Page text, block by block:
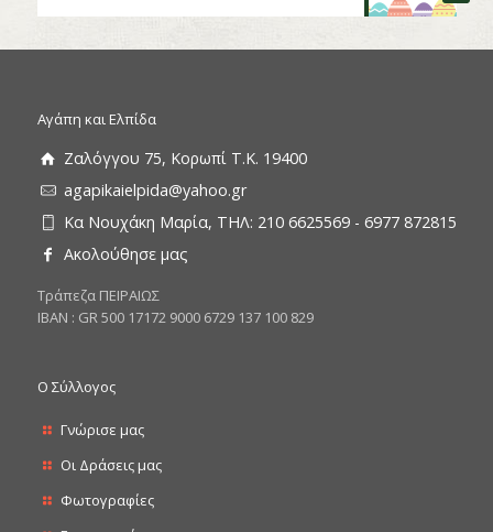
Αγάπη και Ελπίδα
Ζαλόγγου 75, Κορωπί Τ.Κ. 19400
agapikaielpida@yahoo.gr
Κα Νουχάκη Μαρία, ΤΗΛ: 210 6625569 - 6977 872815
Ακολούθησε μας
Tράπεζα ΠΕΙΡΑΙΩΣ
ΙΒΑΝ : GR 500 17172 9000 6729 137 100 829
Ο Σύλλογος
Γνώρισε μας
Οι Δράσεις μας
Φωτογραφίες